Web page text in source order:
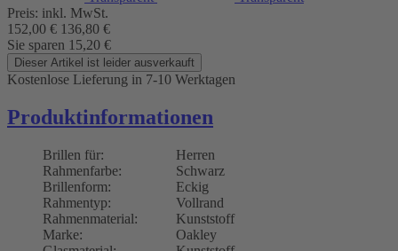
Preis: inkl. MwSt.
152,00 € 136,80 €
Sie sparen 15,20 €
Dieser Artikel ist leider ausverkauft
Kostenlose Lieferung in 7-10 Werktagen
Produktinformationen
Brillen für:
Herren
Rahmenfarbe:
Schwarz
Brillenform:
Eckig
Rahmentyp:
Vollrand
Rahmenmaterial:
Kunststoff
Marke:
Oakley